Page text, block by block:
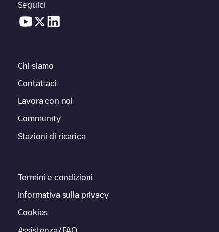
Seguici
Chi siamo
Contattaci
Lavora con noi
Community
Stazioni di ricarica
Termini e condizioni
Informativa sulla privacy
Cookies
Assistenza/FAQ